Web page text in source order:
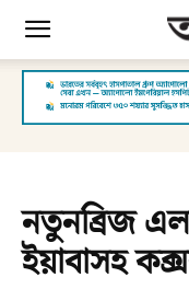
নতুনব্রিজ
ইয়াবাসহ